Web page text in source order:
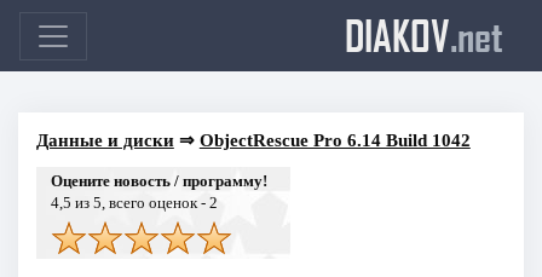
DIAKOV.net
Данные и диски⇒ ObjectRescue Pro 6.14 Build 1042
Оцените новость / программу!
4,5 из 5, всего оценок - 2